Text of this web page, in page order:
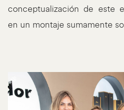
conceptualización de este
en un montaje sumamente